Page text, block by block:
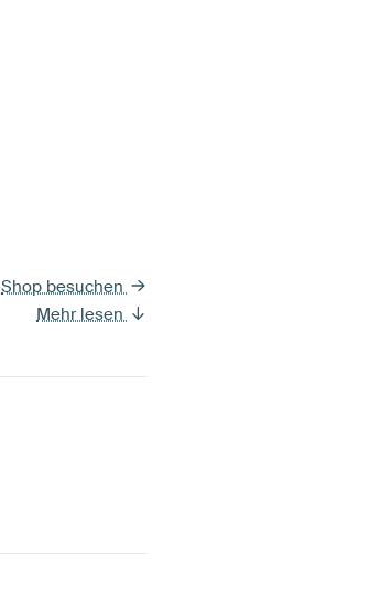
Shop besuchen
Mehr lesen